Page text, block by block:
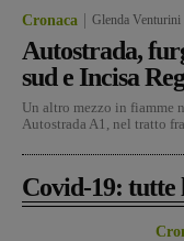
Cronaca Glenda Venturini
Autostrada,
sud e Incisa
Un altro mezzo in fiamme
Autostrada A1, nel tratto
Covid-19: